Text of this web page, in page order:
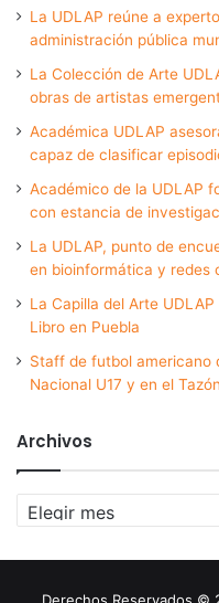
La UDLAP reúne a
administración pública
La Colección de Arte
obras de artistas
Académica UDLAP
capaz de clasificar
Académico de la UDLAP
con estancia de
La UDLAP, punto de
en bioinformática y redes
La Capilla del Arte
Libro en Puebla
Staff de futbol americano
Nacional U17 y en el
Archivos
Archivos